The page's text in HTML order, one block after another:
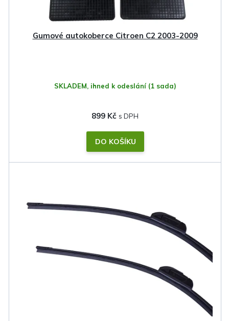
Gumové autokoberce Citroen C2 2003-2009
SKLADEM, ihned k odeslání (1 sada)
899 Kč
DO KOŠÍKU